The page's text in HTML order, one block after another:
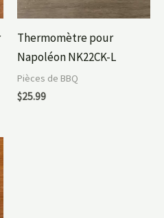
Thermomètre pour
Napoléon NK22CK-L
Pièces de BBQ
$25.99